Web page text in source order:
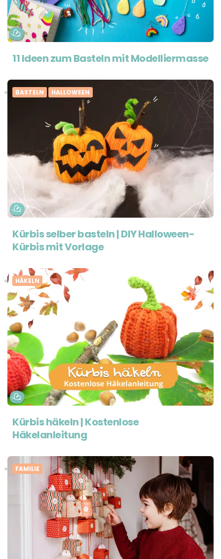
11 Ideen zum Basteln mit Modelliermasse
BASTELN HALLOWEEN
Kürbis selber basteln | DIY Halloween-
Kürbis mit Vorlage
HÄKELN
Kürbis häkeln | Kostenlose
Häkelanleitung
FAMILIE